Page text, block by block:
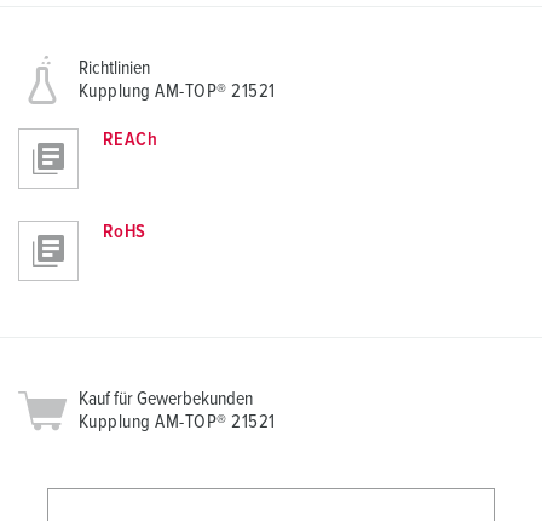
Richtlinien
Kupplung AM-TOP® 21521
REACh
RoHS
Kauf für Gewerbekunden
Kupplung AM-TOP® 21521